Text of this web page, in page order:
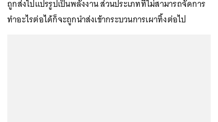
ถูกส่งไปแปรรูปเป็นพลังงาน ส่วนประเภทที่ไม่สามารถจัดการ
ทำอะไรต่อได้ก็จะถูกนำส่งเข้ากระบวนการเผาทิ้งต่อไป